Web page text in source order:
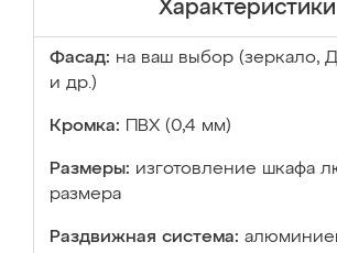
Характеристики
Фасад: на ваш выбор (зеркало,
и др.)
Кромка: ПВХ (0,4 мм)
Размеры: изготовление шкафа
размера
Раздвижная система: